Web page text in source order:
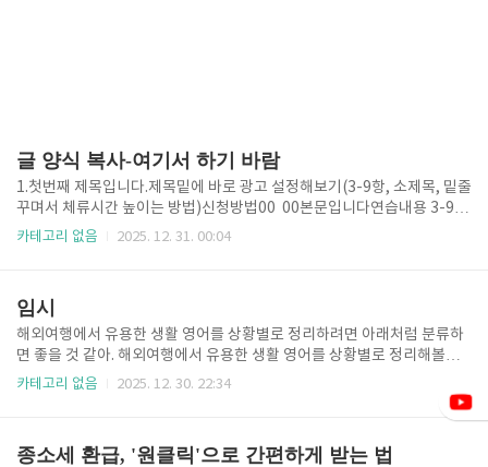
글 양식 복사-여기서 하기 바람
1.첫번째 제목입니다.제목밑에 바로 광고 설정해보기(3-9항, 소제목, 밑줄
꾸며서 체류시간 높이는 방법)신청방법00 00본문입니다연습내용 3-9항
소제목, 밑줄 꾸며서 체류시간 높이는 방법 2. 두번째 제목입니다. 3. 세번
e20.goodstation100.com 3-5강 클릭유도 시각적으로 더 뛰어나게2-
9강 카드, 은행 이름 표 제목기관 이름기관 이름기관 이름기관 이름기관
이름기관 이름기관 이름기관 이름기관 이름 깜빡이 광고 코드(3-5강)신
청 안하면 못 ..
카테고리 없음 2025. 12. 31. 00:04
임시
해외여행에서 유용한 생활 영어를 상황별로 정리하려면 아래처럼 분류하
면 좋을 것 같아. 해외여행에서 유용한 생활 영어를 상황별로 정리해볼게
요! 각 상황에서 실제로 사용할 수 있는 표현들을 중심으로 정리했습니다.
카테고리 없음 2025. 12. 30. 22:34
종소세 환급, '원클릭'으로 간편하게 받는 법